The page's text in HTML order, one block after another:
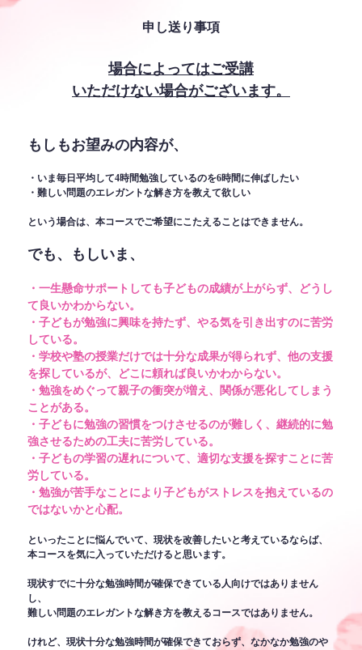
申し送り事項
場合によってはご受講
いただけない場合がございます。
もしもお望みの内容が、
・いま毎日平均して4時間勉強しているのを6時間に伸ばしたい
・難しい問題のエレガントな解き方を教えて欲しい
という場合は、本コースでご希望にこたえることはできません。
でも、もしいま、
・一生懸命サポートしても子どもの成績が上がらず、どうし
て良いかわからない。
・子どもが勉強に興味を持たず、やる気を引き出すのに苦労
している。
・学校や塾の授業だけでは十分な成果が得られず、他の支援
を探しているが、どこに頼れば良いかわからない。
・勉強をめぐって親子の衝突が増え、関係が悪化してしまう
ことがある。
・子どもに勉強の習慣をつけさせるのが難しく、継続的に勉
強させるための工夫に苦労している。
・子どもの学習の遅れについて、適切な支援を探すことに苦
労している。
・勉強が苦手なことにより子どもがストレスを抱えているの
ではないかと心配。
といったことに悩んでいて、現状を改善したいと考えているならば、
本コースを気に入っていただけると思います。
現状すでに十分な勉強時間が確保できている人向けではありません
し、
難しい問題のエレガントな解き方を教えるコースではありません。
けれど、現状十分な勉強時間が確保できておらず、なかなか勉強のや